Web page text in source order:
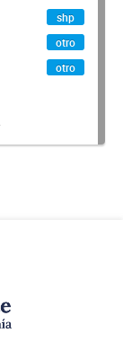
shp
otro
otro